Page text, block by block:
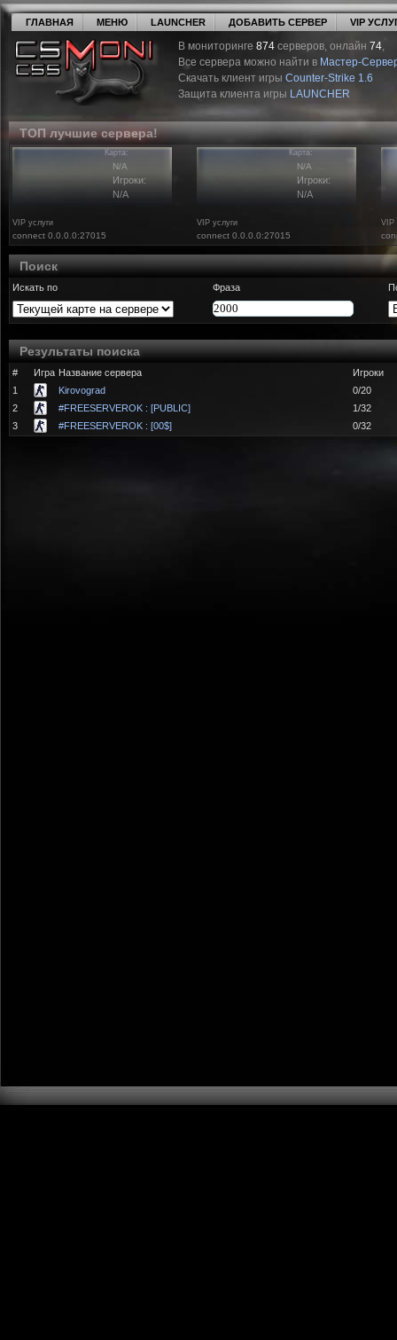
ГЛАВНАЯ МЕНЮ LAUNCHER ДОБАВИТЬ СЕРВЕР VIP
В мониторинге 874 серверов, онлайн 74,
Все сервера можно найти в Мастер-
Скачать клиент игры Counter-Strike 1.6
Защита клиента игры LAUNCHER
ТОП лучшие сервера!
Карта:
N/A
Игроки:
N/A
VIP услуги
connect 0.0.0.0:27015
Карта:
N/A
Игроки:
N/A
VIP услуги
connect 0.0.0.0:27015
VIP
Поиск
Искать по Фраза
Результаты поиска
# Игра Название сервера
Игроки
1
Kirovograd
0/20
2
#FREESERVEROK : [PUBLIC]
1/32
3
#FREESERVEROK : [00$] 0/32